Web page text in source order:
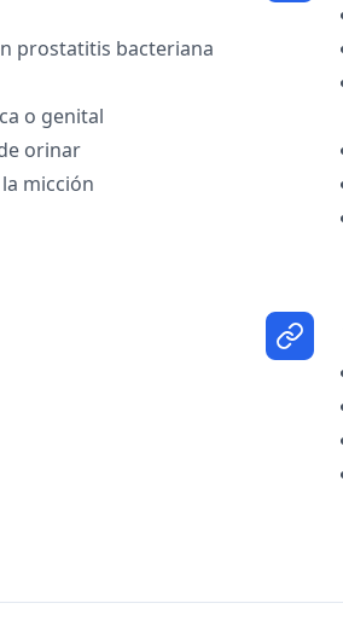
prostatitis bacteriana
o genital
orinar
micción